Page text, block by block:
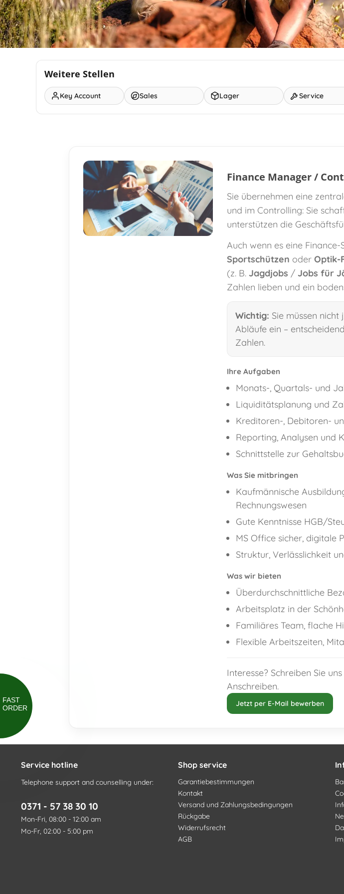
FAST
ORDER
Weitere Stellen
Key Account Sales Lager Service
Finance Manager /
Sie übernehmen eine
und im Controlling: Sie
unterstützen die
Auch wenn es eine
Sportschützen oder Optik-
(z. B. Jagdjobs / Jobs für
Zahlen lieben und ein
Wichtig: Sie müssen
Abläufe ein –
Zahlen.
Ihre Aufgaben
Monats-, Quartals- und
Liquiditätsplanung und
Kreditoren-, Debitoren-
Reporting, Analysen und
Schnittstelle zur
Was Sie mitbringen
Kaufmännische
Rechnungswesen
Gute Kenntnisse HGB/
MS Office sicher, digitale
Struktur, Verlässlichkeit
Was wir bieten
Überdurchschnittliche
Arbeitsplatz in der
Familiäres Team, flache
Flexible Arbeitszeiten,
Interesse? Schreiben Sie
Anschreiben.
Jetzt per E-Mail bewerben
Service hotline
Telephone support and counselling under:
0371 - 57 38 30 10
Mon-Fri, 08:00 - 12:00 am
Mo-Fr, 02:00 - 5:00 pm
Shop service
Garantiebestimmungen
Kontakt
Versand und Zahlungsbedingungen
Rückgabe
Widerrufsrecht
AGB